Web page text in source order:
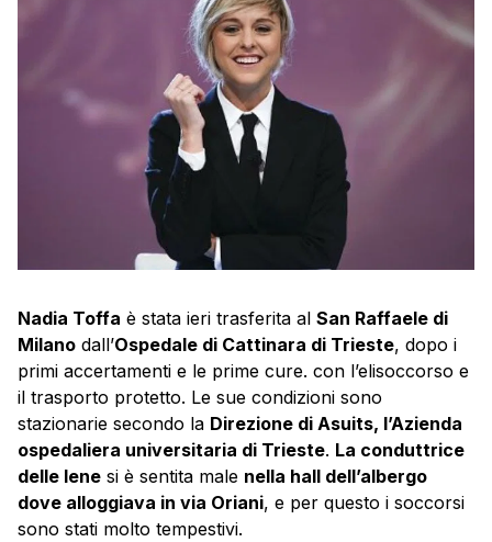
Nadia Toffa è stata ieri trasferita al San Raffaele di
Milano dall’Ospedale di Cattinara di Trieste, dopo i
primi accertamenti e le prime cure. con l’elisoccorso e
il trasporto protetto. Le sue condizioni sono
stazionarie secondo la Direzione di Asuits, l’Azienda
ospedaliera universitaria di Trieste. La conduttrice
delle Iene si è sentita male nella hall dell’albergo
dove alloggiava in via Oriani, e per questo i soccorsi
sono stati molto tempestivi.